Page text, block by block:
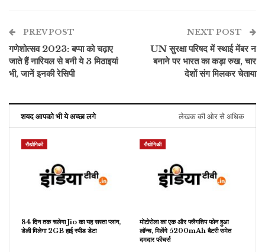
PREV POST
गणेशोत्सव 2023: बप्पा को चढ़ाए
जाते हैं नारियल से बनी ये 3 मिठाइयां
भी, जानें इनकी रेसिपी
NEXT POST
UN सुरक्षा परिषद में स्थाई मेंबर न
बनाने पर भारत का कड़ा रुख, चार
देशों संग मिलकर चेताया
शयद आपको भी ये अच्छा लगे लेखक की ओर से अधिक
रौद्योगिकी
84 दिन तक चलेगा Jio का यह सस्ता प्लान,
डेली मिलेगा 2GB हाई स्पीड डेटा
रौद्योगिकी
मोटोरोला का एक और फ्लैगशिप फोन हुआ
लॉन्च, मिलेंगे 5200mAh बैटरी समेत
दमदार फीचर्स